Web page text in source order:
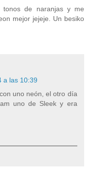
de naranjas y me
mejor jejeje. Un besiko
a las 10:39
uno neón, el otro día
uno de Sleek y era